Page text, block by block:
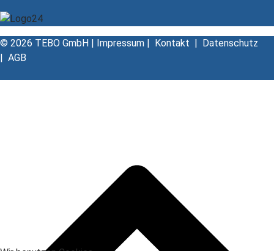
© 2026 TEBO GmbH | Impressum | Kontakt | Datenschutz
| AGB